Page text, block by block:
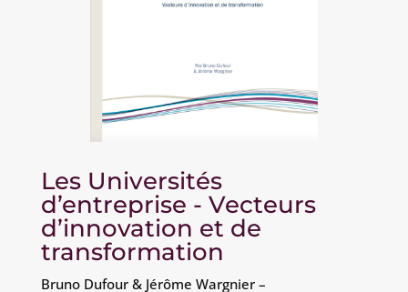
Les Universités
d’entreprise - Vecteurs
d’innovation et de
transformation
Bruno Dufour & Jérôme Wargnier –